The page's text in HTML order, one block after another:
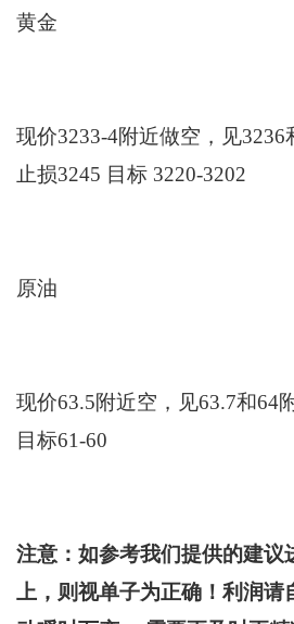
黄金
现价3233-4附近做空，见3236
止损3245 目标 3220-3202
原油
现价63.5附近空，见63.7和64
目标61-60
注意：如参考我们提供的建议
上，则视单子为正确！利润请